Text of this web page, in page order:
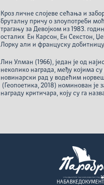
Кроз личне слојеве сећања и
бруталну причу о злоупотреби
трагању за Девојком из 1983.
осталих Ен Карсон, Ен Секстон,
Лорку али и француску
Лин Улман (1966), један је од
неколико награда, међу којима
новинарски рад у водећим
(Геопоетика, 2018) номинован је
награду критичара, коју су га
НАБАВКЕ